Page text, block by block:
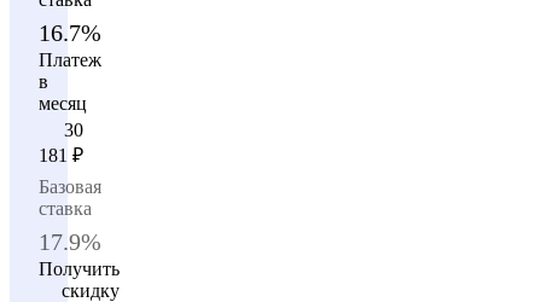
16.7%
Платеж
в
месяц
30
181 ₽
Базовая
ставка
17.9%
Получить
скидку